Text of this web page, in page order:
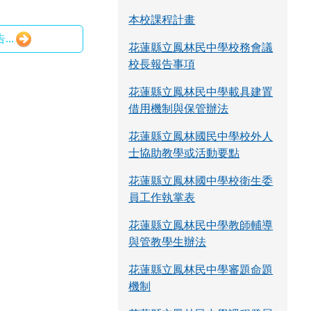
...
本校課程計畫
花蓮縣立鳳林民中學校務會議
校長報告事項
花蓮縣立鳳林民中學載具建置
借用機制與保管辦法
花蓮縣立鳳林國民中學校外人
士協助教學或活動要點
花蓮縣立鳳林國中學校衛生委
員工作執掌表
花蓮縣立鳳林民中學教師輔導
與管教學生辦法
花蓮縣立鳳林民中學審題命題
機制